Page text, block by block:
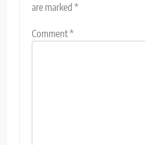
are marked *
Comment*